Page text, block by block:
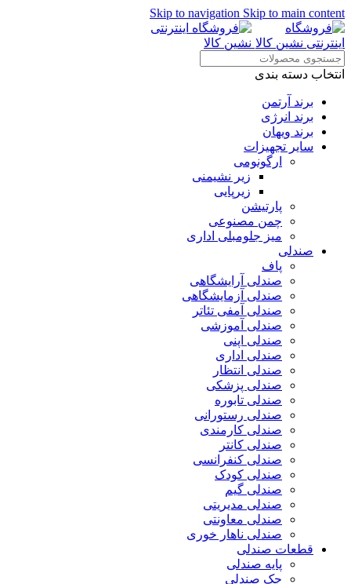
Skip to navigation Skip to main content
انتخاب دسته بندی
برند آرتمن
برند انرژی
برند ویهان
سایر تجهیزات
ارگونومی
زیر نشیمنی
زیرپایی
پارتیشن
چمن مصنوعی
میز جلومبلی اداری
صندلی
پاف
صندلی آرایشگاهی
صندلی آزمایشگاهی
صندلی آمفی تئاتر
صندلی آموزشی
صندلی اپنی
صندلی اداری
صندلی انتظار
صندلی پزشکی
صندلی تابوره
صندلی رستورانی
صندلی کارمندی
صندلی کانتر
صندلی کنفرانسی
صندلی کودک
صندلی گیم
صندلی مدیریتی
صندلی معاونتی
صندلی ناهار خوری
قطعات صندلی
پایه صندلی
جک صندلی